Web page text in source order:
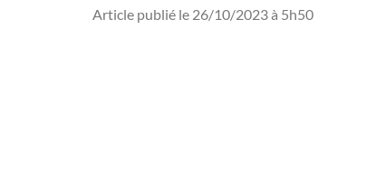
Article publié le 26/10/2023 à 5h50